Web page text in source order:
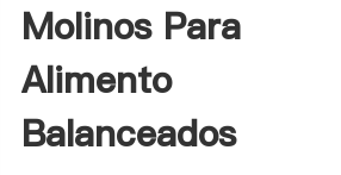
Molinos Para
Alimento
Balanceados